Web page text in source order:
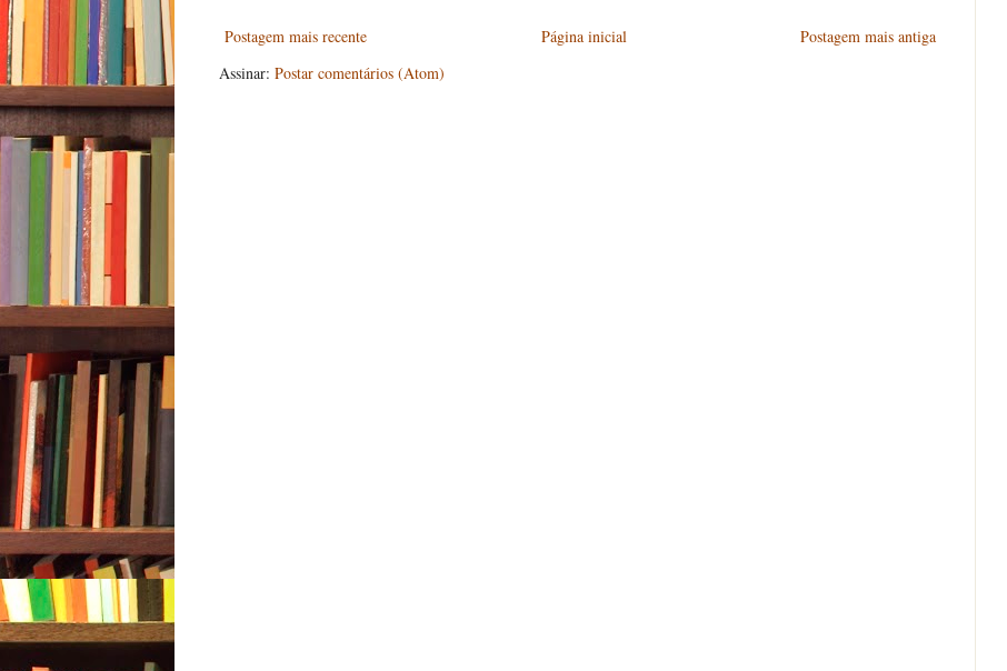
Postagem mais recente Postagem mais antiga
Página inicial
Assinar: Postar comentários (Atom)